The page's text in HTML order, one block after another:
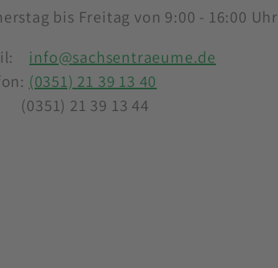
bis Freitag von 9:00 - 16:00 Uhr
info@sachsentraeume.de
(0351) 21 39 13 40
(0351) 21 39 13 44